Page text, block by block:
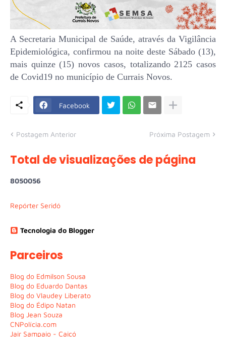
A Secretaria Municipal de Saúde, através da Vigilância
Epidemiológica, confirmou na noite deste Sábado (13),
mais quinze (15) novos casos, totalizando 2125 casos
de Covid19 no município de Currais Novos.
Facebook
Postagem Anterior Próxima Postagem
Total de visualizações de página
8050056
Repórter Seridó
Tecnologia do Blogger
Parceiros
Blog do Edmilson Sousa
Blog do Eduardo Dantas
Blog do Vlaudey Liberato
Blog do Édipo Natan
Blog Jean Souza
CNPolícia.com
Jair Sampaio - Caicó